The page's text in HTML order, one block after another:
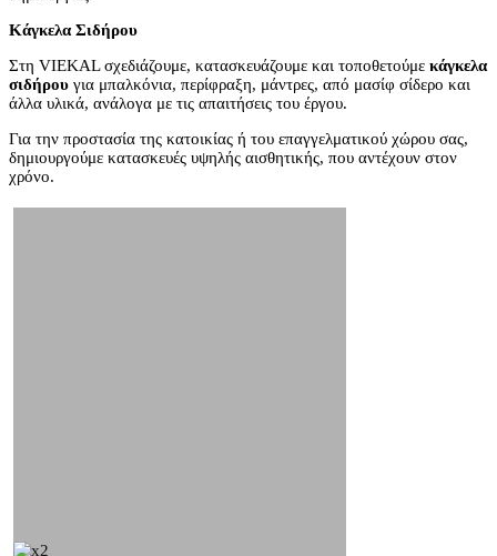
Κάγκελα Σιδήρου
Στη VIEKAL σχεδιάζουμε, κατασκευάζουμε και τοποθετούμε κάγκελα
σιδήρου για μπαλκόνια, περίφραξη, μάντρες, από μασίφ σίδερο και
άλλα υλικά, ανάλογα με τις απαιτήσεις του έργου.
Για την προστασία της κατοικίας ή του επαγγελματικού χώρου σας,
δημιουργούμε κατασκευές υψηλής αισθητικής, που αντέχουν στον
χρόνο.